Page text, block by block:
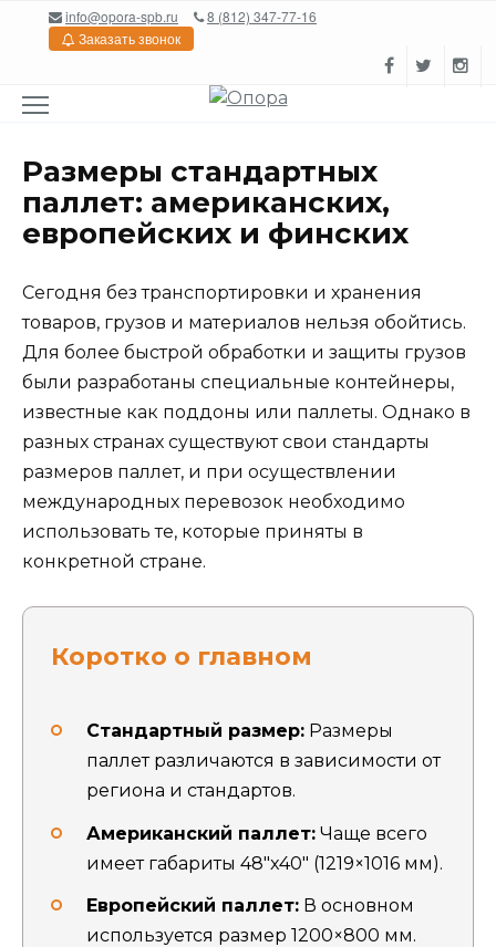
Перейтиinfo@opora-spb.ru
8 (812) 347-77-16
Заказать звонок
Размеры стандартных
паллет: американских,
европейских и финских
Сегодня без транспортировки и хранения
товаров, грузов и материалов нельзя обойтись.
Для более быстрой обработки и защиты грузов
были разработаны специальные контейнеры,
известные как поддоны или паллеты. Однако в
разных странах существуют свои стандарты
размеров паллет, и при осуществлении
международных перевозок необходимо
использовать те, которые приняты в
конкретной стране.
Коротко о главном
Стандартный размер: Размеры
паллет различаются в зависимости от
региона и стандартов.
Американский паллет: Чаще всего
имеет габариты 48″x40″ (1219×1016 мм).
Европейский паллет: В основном
используется размер 1200×800 мм.